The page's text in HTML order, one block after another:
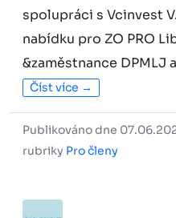
spolupráci s Vcinvest
nabídku pro ZO PRO
&zaměstnance DPMLJ
Číst více →
Publikováno dne
rubriky Pro členy